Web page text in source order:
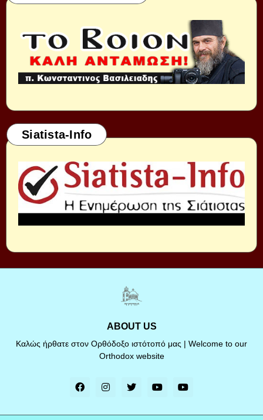
Siatista-Info
ABOUT US
Καλώς ήρθατε στον Ορθόδοξο ιστότοπό μας | Welcome to our
Orthodox website